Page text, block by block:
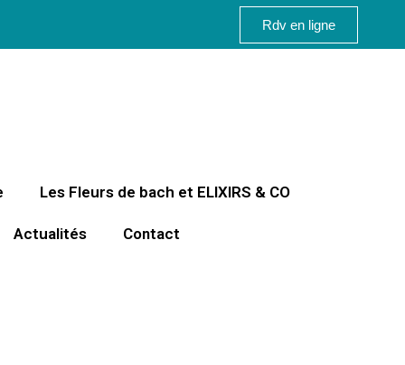
Rdv en ligne
Les Fleurs de bach et ELIXIRS & CO
Actualités Contact